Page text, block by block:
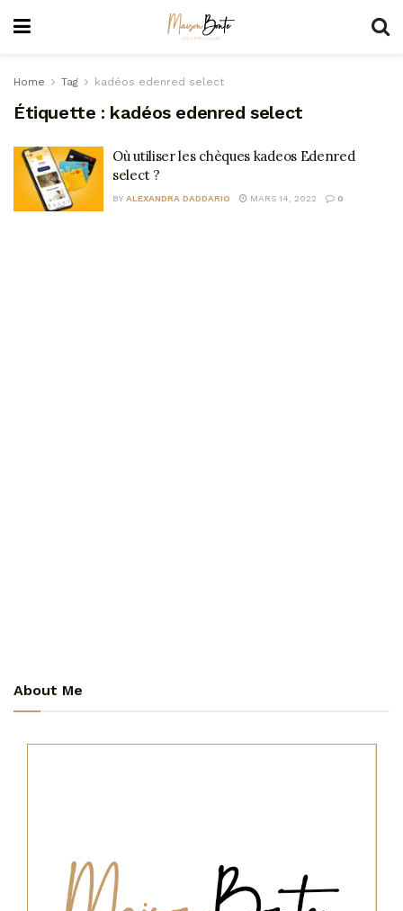
Home Tag kadéos edenred select
Étiquette : kadéos edenred select
Où utiliser les chèques kadeos Edenred
select ?
BY ALEXANDRA DADDARIO MARS 14, 2022 0
About Me